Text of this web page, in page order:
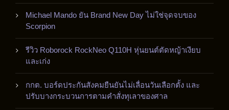
Michael Mando ยัน Brand New Day ไม่ใช่จุดจบของ
Scorpion
รีวิว Roborock RockNeo Q110H หุ่นยนต์ตัดหญ้าเงียบ
และเก่ง
กกต. บอร์ดประกันสังคมยืนยันไม่เลื่อนวันเลือกตั้ง และ
ปรับบางกระบวนการตามคำสั่งทุเลาของศาล